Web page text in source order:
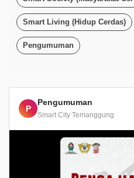
Smart Living (Hidup Cerdas)
Pengumuman
P
Pengumuman
Smart City Temanggung